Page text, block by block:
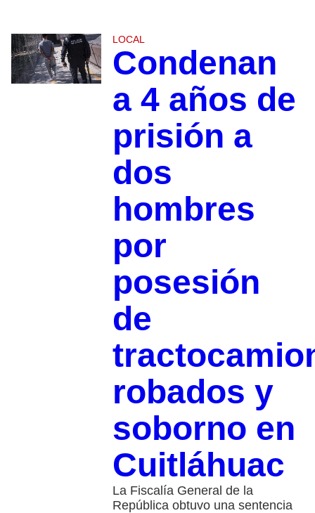
LOCAL
Condenan
a 4 años de
prisión a
dos
hombres
por
posesión
de
robados y
soborno en
Cuitláhuac
La Fiscalía General de la
República obtuvo una sentencia